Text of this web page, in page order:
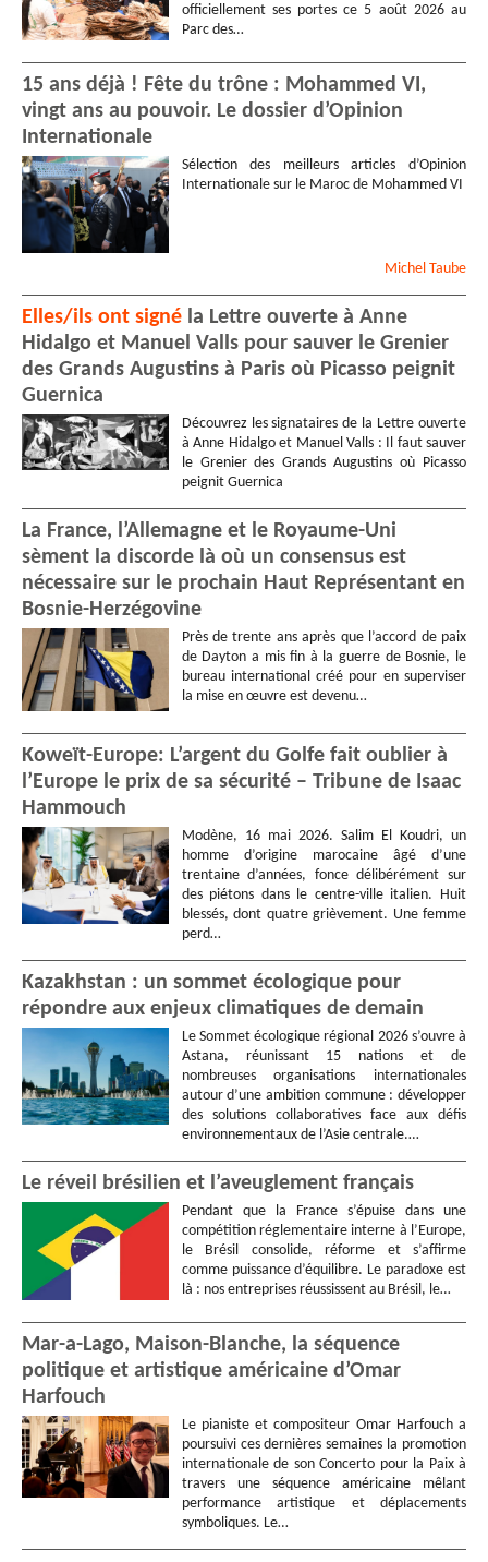
officiellement ses portes ce 5 août 2026 au
Parc des…
15 ans déjà ! Fête du trône : Mohammed VI,
vingt ans au pouvoir. Le dossier d’Opinion
Internationale
Sélection des meilleurs articles d’Opinion
Internationale sur le Maroc de Mohammed VI
Michel Taube
Elles/ils ont signé la Lettre ouverte à Anne
Hidalgo et Manuel Valls pour sauver le Grenier
des Grands Augustins à Paris où Picasso peignit
Guernica
Découvrez les signataires de la Lettre ouverte
à Anne Hidalgo et Manuel Valls : Il faut sauver
le Grenier des Grands Augustins où Picasso
peignit Guernica
La France, l’Allemagne et le Royaume-Uni
sèment la discorde là où un consensus est
nécessaire sur le prochain Haut Représentant en
Bosnie-Herzégovine
Près de trente ans après que l’accord de paix
de Dayton a mis fin à la guerre de Bosnie, le
bureau international créé pour en superviser
la mise en œuvre est devenu…
Koweït-Europe: L’argent du Golfe fait oublier à
l’Europe le prix de sa sécurité – Tribune de Isaac
Hammouch
Modène, 16 mai 2026. Salim El Koudri, un
homme d’origine marocaine âgé d’une
trentaine d’années, fonce délibérément sur
des piétons dans le centre-ville italien. Huit
blessés, dont quatre grièvement. Une femme
perd…
Kazakhstan : un sommet écologique pour
répondre aux enjeux climatiques de demain
Le Sommet écologique régional 2026 s’ouvre à
Astana, réunissant 15 nations et de
nombreuses organisations internationales
autour d’une ambition commune : développer
des solutions collaboratives face aux défis
environnementaux de l’Asie centrale.…
Le réveil brésilien et l’aveuglement français
Pendant que la France s’épuise dans une
compétition réglementaire interne à l’Europe,
le Brésil consolide, réforme et s’affirme
comme puissance d’équilibre. Le paradoxe est
là : nos entreprises réussissent au Brésil, le…
Mar-a-Lago, Maison-Blanche, la séquence
politique et artistique américaine d’Omar
Harfouch
Le pianiste et compositeur Omar Harfouch a
poursuivi ces dernières semaines la promotion
internationale de son Concerto pour la Paix à
travers une séquence américaine mêlant
performance artistique et déplacements
symboliques. Le…